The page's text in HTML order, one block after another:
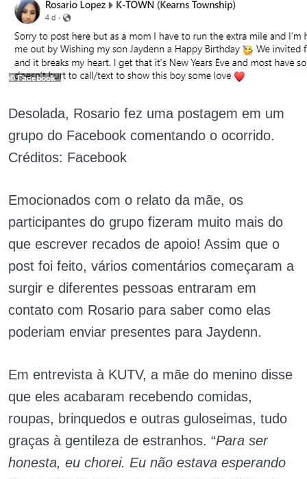
Desolada, Rosario fez uma postagem em um
grupo do Facebook comentando o ocorrido.
Créditos: Facebook
Emocionados com o relato da mãe, os
participantes do grupo fizeram muito mais do
que escrever recados de apoio! Assim que o
post foi feito, vários comentários começaram a
surgir e diferentes pessoas entraram em
contato com Rosario para saber como elas
poderiam enviar presentes para Jaydenn.
Em entrevista à KUTV, a mãe do menino disse
que eles acabaram recebendo comidas,
roupas, brinquedos e outras guloseimas, tudo
graças à gentileza de estranhos. “Para ser
honesta, eu chorei. Eu não estava esperando